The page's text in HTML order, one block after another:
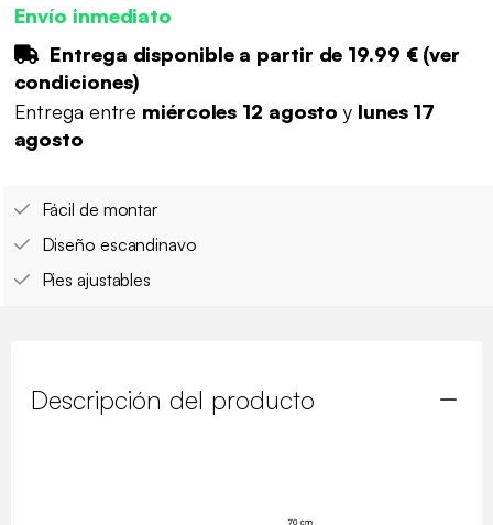
Envío inmediato
Entrega disponible a partir de 19.99 €(ver
condiciones)
Entrega entre miércoles 12 agostoy lunes 17
agosto
Fácil de montar
Diseño escandinavo
Pies ajustables
Descripción del producto